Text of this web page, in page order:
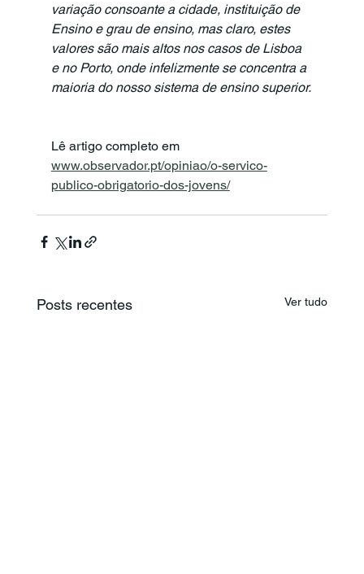
variação consoante a cidade, instituição de
Ensino e grau de ensino, mas claro, estes
valores são mais altos nos casos de Lisboa
e no Porto, onde infelizmente se concentra a
maioria do nosso sistema de ensino superior.
Lê artigo completo em
www.observador.pt/opiniao/o-servico-
publico-obrigatorio-dos-jovens/
Posts recentes Ver tudo